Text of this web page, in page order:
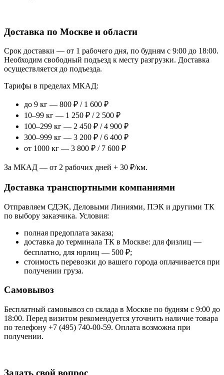
Доставка по Москве и области
Срок доставки — от 1 рабочего дня, по будням с 9:00 до 18:00.
Необходим свободный подъезд к месту разгрузки. Доставка
осуществляется до подъезда.
Тарифы в пределах МКАД:
до 9 кг — 800 ₽ / 1 600 ₽
10–99 кг — 1 250 ₽ / 2 500 ₽
100–299 кг — 2 450 ₽ / 4 900 ₽
300–999 кг — 3 200 ₽ / 6 400 ₽
от 1000 кг — 3 800 ₽ / 7 600 ₽
За МКАД — от 2 рабочих дней + 30 ₽/км.
Доставка транспортными компаниями
Отправляем СДЭК, Деловыми Линиями, ПЭК и другими ТК
по выбору заказчика. Условия:
полная предоплата заказа;
доставка до терминала ТК в Москве: для физлиц —
бесплатно, для юрлиц — 500 ₽;
стоимость перевозки до вашего города оплачивается при
получении груза.
Самовывоз
Бесплатный самовывоз со склада в Москве по будням с 9:00 до
18:00. Перед визитом рекомендуется уточнить наличие товара
по телефону +7 (495) 740-00-59. Оплата возможна при
получении.
Задать свой вопрос